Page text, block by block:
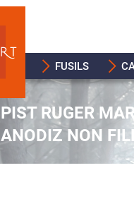
FUSILS
PIST RUGER
ANODIZ NON